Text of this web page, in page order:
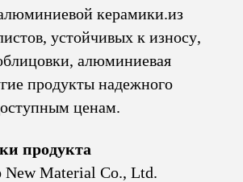
керамики.из
устойчивых к износу,
алюминиевая
продукты надежного
ценам.
продукта
New Material Co., Ltd.